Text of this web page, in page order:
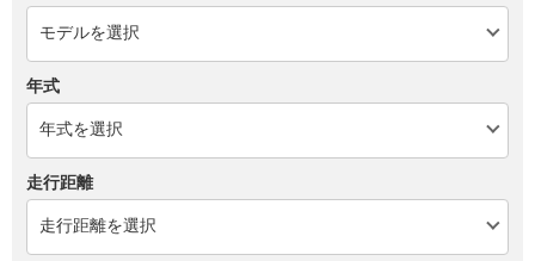
年式
走行距離